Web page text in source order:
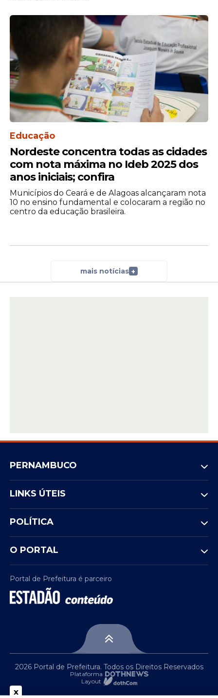
Educação
Nordeste concentra todas as cidades
com nota máxima no Ideb 2025 dos
anos iniciais; confira
Municípios do Ceará e de Alagoas alcançaram nota
10 no ensino fundamental e colocaram a região no
centro da educação brasileira.
mais notícias +
PERNAMBUCO
LINKS ÚTEIS
POLÍTICA
O PORTAL
Portal de Prefeitura é parceiro
2026 Portal de Prefeitura. Todos os Direitos Reservados
Plataforma
Layout
x